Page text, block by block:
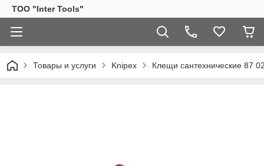
ТОО "Inter Tools"
Товары и услуги Knipex Клещи сантехнические 87